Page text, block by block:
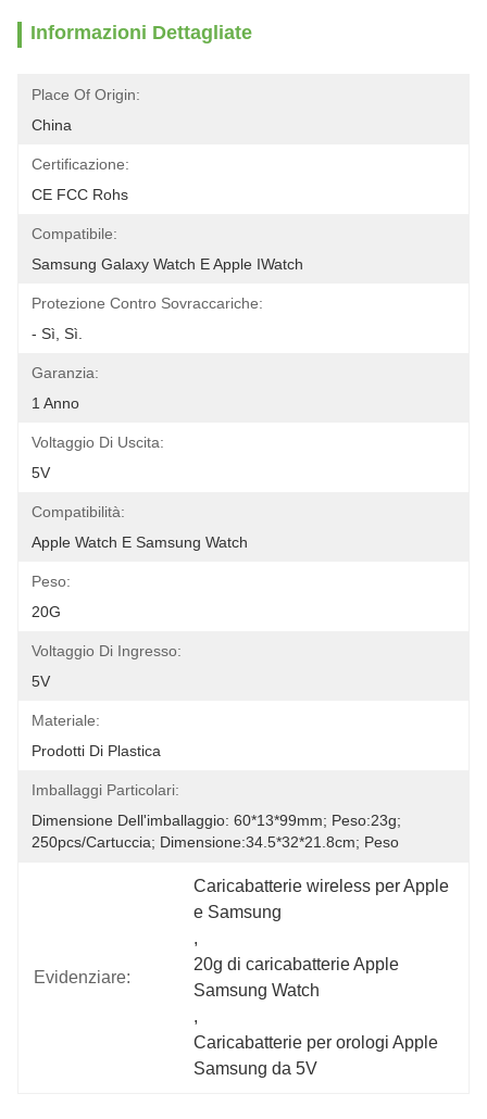
Informazioni Dettagliate
Place Of Origin:
China
Certificazione:
CE FCC Rohs
Compatibile:
Samsung Galaxy Watch E Apple IWatch
Protezione Contro Sovraccariche:
- Sì, Sì.
Garanzia:
1 Anno
Voltaggio Di Uscita:
5V
Compatibilità:
Apple Watch E Samsung Watch
Peso:
20G
Voltaggio Di Ingresso:
5V
Materiale:
Prodotti Di Plastica
Imballaggi Particolari:
Dimensione Dell'imballaggio: 60*13*99mm; Peso:23g;
250pcs/cartuccia; Dimensione:34.5*32*21.8cm; Peso
Evidenziare:
Caricabatterie wireless per Apple
e Samsung
,
20g di caricabatterie Apple
Samsung Watch
,
Caricabatterie per orologi Apple
Samsung da 5V